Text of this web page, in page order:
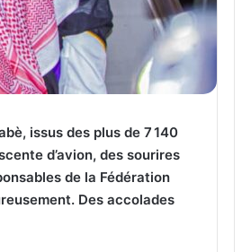
issus des plus de 7 140
d’avion, des sourires
de la Fédération
Des accolades